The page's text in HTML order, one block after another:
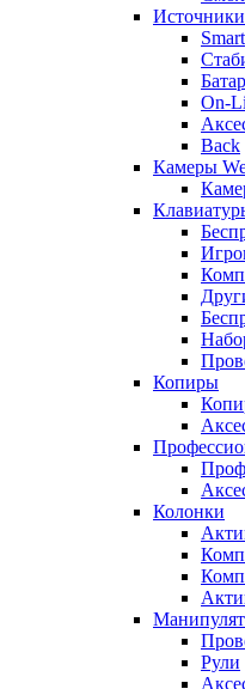
Smart
On-
Back
Камеры
Копиры
Колонки
Рули